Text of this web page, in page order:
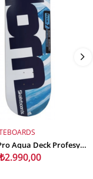
Horn 8.0 Pro Aqua Deck Profesyonel Kaykay Tahtası
₺2.990,00